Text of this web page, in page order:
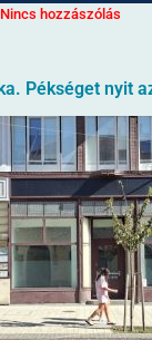
Nincs hozzászólás
Pékséget nyit